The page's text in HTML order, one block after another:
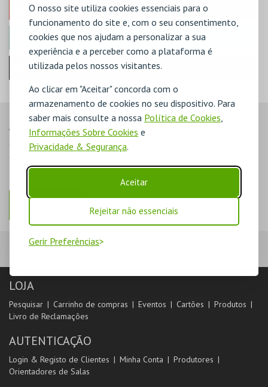
O nosso site utiliza cookies essenciais para o
funcionamento do site e, com o seu consentimento,
cookies que nos ajudam a personalizar a sua
experiência e a perceber como a plataforma é
utilizada pelos nossos visitantes.
Ao clicar em "Aceitar" concorda com o
armazenamento de cookies no seu dispositivo. Para
saber mais consulte a nossa Política de Cookies,
Informações Sobre Cookies e
Privacidade & Segurança.
Aceitar
Rejeitar não essenciais
Gerir Preferências
GOOGLE
MICROSOFT
Iniciar sessão com a Apple
AINDA NÃO ESTOU REGISTADO
O registo na plataforma BOL permite-lhe acompanhar as suas
LOJA
Pesquisar Carrinho de compras Eventos Cartões
Produtos
Livro de Reclamações
AUTENTICAÇÃO
Login & Registo de Clientes Minha Conta
Produtores
Orientadores de Salas